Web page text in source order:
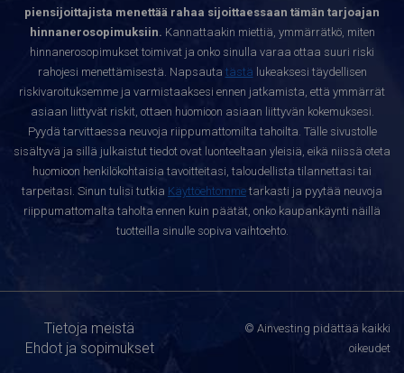
piensijoittajista menettää rahaa sijoittaessaan tämän tarjoajan
hinnanerosopimuksiin. Kannattaakin miettiä, ymmärrätkö, miten
hinnanerosopimukset toimivat ja onko sinulla varaa ottaa suuri riski
rahojesi menettämisestä. Napsauta tästä lukeaksesi täydellisen
riskivaroituksemme ja varmistaaksesi ennen jatkamista, että ymmärrät
asiaan liittyvät riskit, ottaen huomioon asiaan liittyvän kokemuksesi.
Pyydä tarvittaessa neuvoja riippumattomilta tahoilta. Tälle sivustolle
sisältyvä ja sillä julkaistut tiedot ovat luonteeltaan yleisiä, eikä niissä oteta
huomioon henkilökohtaisia tavoitteitasi, taloudellista tilannettasi tai
tarpeitasi. Sinun tulisi tutkia Käyttöehtomme tarkasti ja pyytää neuvoja
riippumattomalta taholta ennen kuin päätät, onko kaupankäynti näillä
tuotteilla sinulle sopiva vaihtoehto.
Tietoja meistä
Ehdot ja sopimukset
© Ainvesting pidättää kaikki
oikeudet